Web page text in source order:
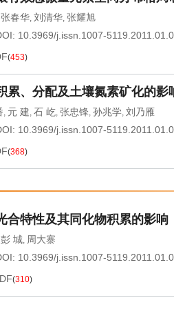
张春华, 刘清华, 张耀旭
10.3969/j.issn.1007-
(453)
累、分配及土壤氮素矿化的影
, 元 建, 石 屹, 张忠锋, 孙兆学, 刘乃雁
10.3969/j.issn.1007-
(368)
合特性及其同化物积累的影响
彭 城, 周大寨
10.3969/j.issn.1007-
(310)